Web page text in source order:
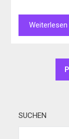
Weiterlesen
SUCHEN